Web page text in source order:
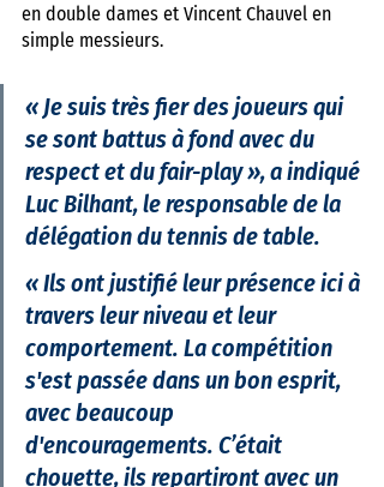
en double dames et Vincent Chauvel en
simple messieurs.
« Je suis très fier des joueurs qui
se sont battus à fond avec du
respect et du fair-play », a indiqué
Luc Bilhant, le responsable de la
délégation du tennis de table.
« Ils ont justifié leur présence ici à
travers leur niveau et leur
comportement. La compétition
s'est passée dans un bon esprit,
avec beaucoup
d'encouragements. C’était
chouette, ils repartiront avec un